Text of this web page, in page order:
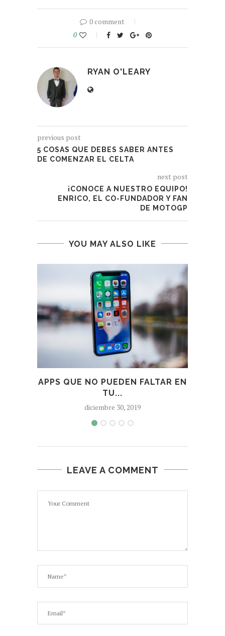
0 comment
0
RYAN O'LEARY
previous post
5 COSAS QUE DEBES SABER ANTES
DE COMENZAR EL CELTA
next post
¡CONOCE A NUESTRO EQUIPO!
ENRICO, EL CO-FUNDADOR Y FAN
DE MOTOGP
YOU MAY ALSO LIKE
APPS QUE NO PUEDEN FALTAR EN
TU...
diciembre 30, 2019
LEAVE A COMMENT